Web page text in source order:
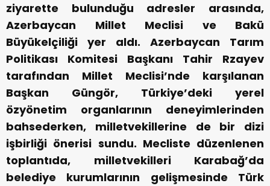
ziyarette bulunduğu adresler arasında,
Azerbaycan Millet Meclisi ve Bakü
Büyükelçiliği yer aldı. Azerbaycan Tarım
Politikası Komitesi Başkanı Tahir Rzayev
tarafından Millet Meclisi’nde karşılanan
Başkan Güngör, Türkiye’deki yerel
özyönetim organlarının deneyimlerinden
bahsederken, milletvekillerine de bir dizi
işbirliği önerisi sundu. Mecliste düzenlenen
toplantıda, milletvekilleri Karabağ’da
belediye kurumlarının gelişmesinde Türk